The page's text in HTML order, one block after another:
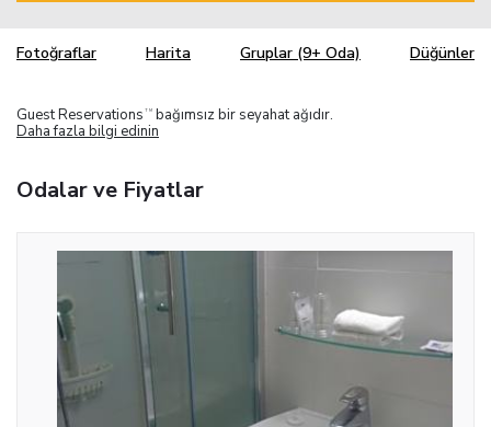
Fotoğraflar Harita Gruplar (9+ Oda) Düğünler
Guest Reservations TM bağımsız bir seyahat ağıdır.
Daha fazla bilgi edinin
Odalar ve Fiyatlar